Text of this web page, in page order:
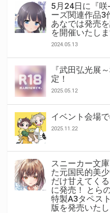
5月24日に『咲
ーズ関連作品3
あなでは発売
を開催いたしま
2024.05.13
『武田弘光展
定！
2025.05.12
イベント会場
2025.11.22
スニーカー文
た元国民的美
だけ甘えてく
に発売！ とら
特製A3タペス
版を発売いたし